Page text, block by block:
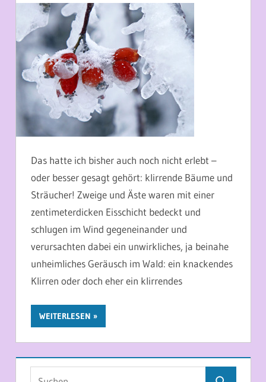
Das hatte ich bisher auch noch nicht erlebt –
oder besser gesagt gehört: klirrende Bäume und
Sträucher! Zweige und Äste waren mit einer
zentimeterdicken Eisschicht bedeckt und
schlugen im Wind gegeneinander und
verursachten dabei ein unwirkliches, ja beinahe
unheimliches Geräusch im Wald: ein knackendes
Klirren oder doch eher ein klirrendes
WEITERLESEN